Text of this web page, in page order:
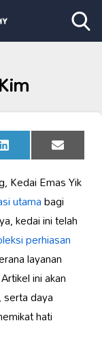
Share
on
LinkedIn Share
on
Email
Kedai Emas Yik
utamabagi
kedai ini telah
perhiasan
layanan
ini akan
daya
hati